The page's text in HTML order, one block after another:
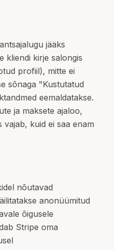
jääks
kliendi kirje salongis
profiil), mitte ei
sõnaga "Kustutatud
eemaldatakse.
ja maksete ajaloo,
vajab, kuid ei saa enam
nõutavad
anonüümitud
õigusele
Stripe oma